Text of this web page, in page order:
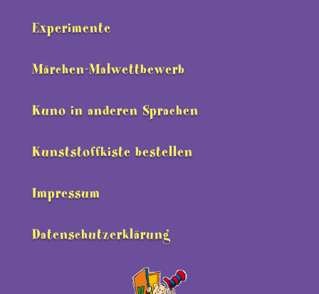
Experimente
Märchen-Malwettbewerb
Kuno in anderen Sprachen
Kunststoffkiste bestellen
Impressum
Datenschutzerklärung